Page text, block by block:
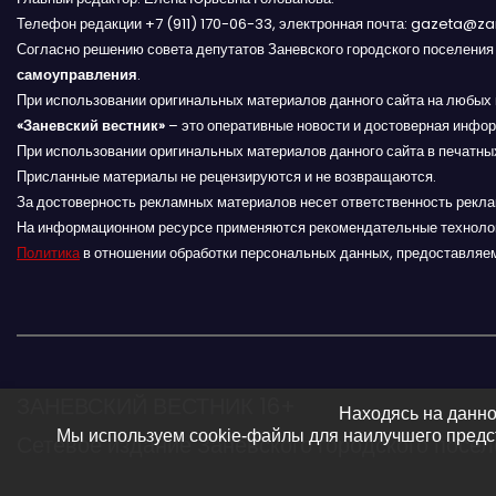
ц
и
я
п
о
з
Телефон редакции +7 (911) 170-06-33, электронная почта:
Согласно решению совета депутатов Заневского городского поселения
самоуправления.
При использовании оригинальных материалов данного сайта на
«Заневский вестник» – это оперативные новости и достоверная
При использовании оригинальных материалов данного сайта в
Присланные материалы не рецензируются и не возвращаются.
За достоверность рекламных материалов несет ответственность
На информационном ресурсе применяются рекомендательные
Политикав отношении обработки персональных данных,
Сетевое издание Заневского городского
Находясь на
Мы используем cookie-файлы для наилучшего